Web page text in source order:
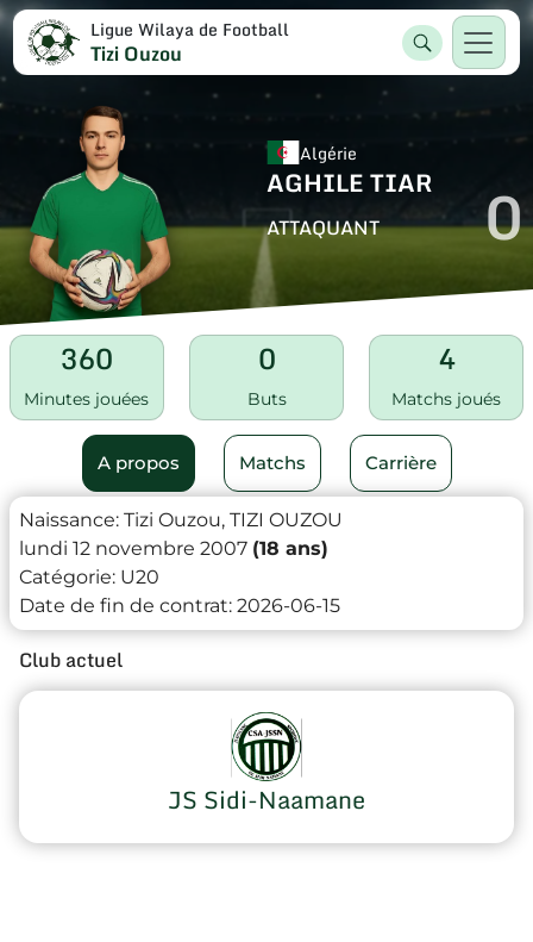
Ligue Wilaya de Football
Tizi Ouzou
Algérie
AGHILE TIAR
ATTAQUANT 0
360
Minutes jouées
0
Buts
4
Matchs joués
A propos Matchs Carrière
Naissance: Tizi Ouzou, TIZI OUZOU
lundi 12 novembre 2007 (18 ans)
Catégorie: U20
Date de fin de contrat: 2026-06-15
Club actuel
JS Sidi-Naamane